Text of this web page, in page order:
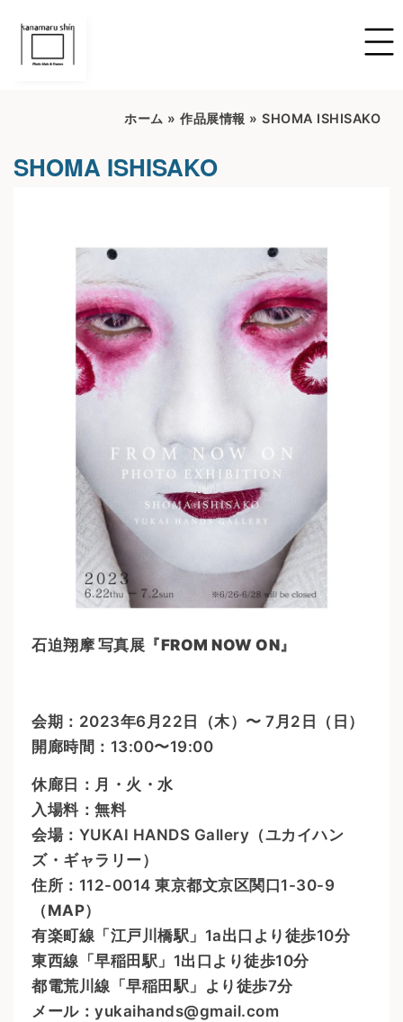
ホーム » 作品展情報 » SHOMA ISHISAKO
SHOMA ISHISAKO
石迫翔摩 写真展『FROM NOW ON』
会期：2023年6月22日（木）〜 7月2日（日）
開廊時間：13:00〜19:00
休廊日：月・火・水
入場料：無料
会場：YUKAI HANDS Gallery（ユカイハン
ズ・ギャラリー）
住所：112-0014 東京都文京区関口1-30-9
（ MAP）
有楽町線「江戸川橋駅」1a出口より徒歩10分
東西線「早稲田駅」1出口より徒歩10分
都電荒川線「早稲田駅」より徒歩7分
メール：yukaihands@gmail.com